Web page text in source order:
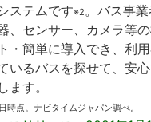
ステムです※2 。バス事
、センサー、カメラ等
・簡単に導入でき、利
いるバスを探せて、安
ます。
時点。ナビタイムジャパン調べ。